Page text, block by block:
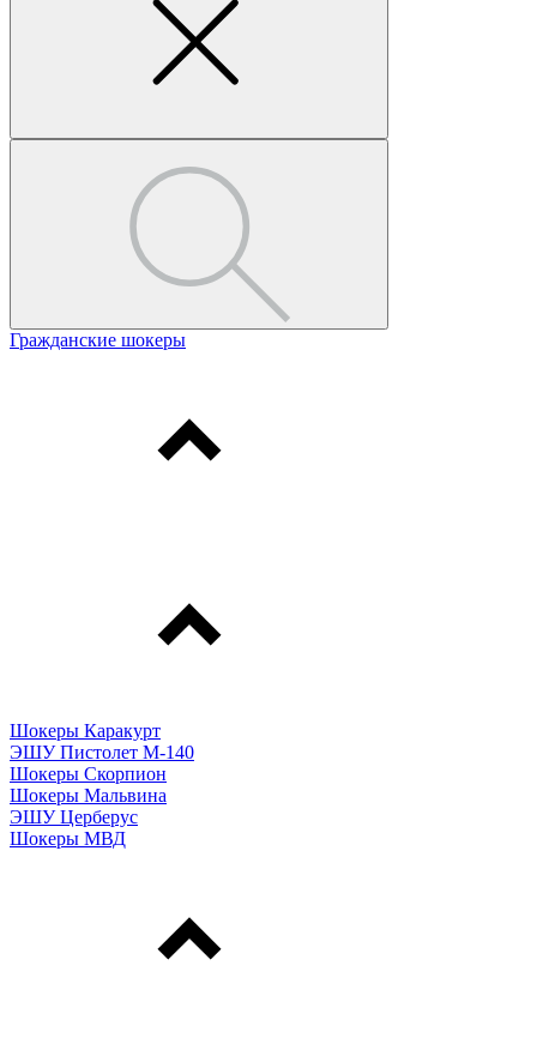
Гражданские шокеры
Шокеры Каракурт
ЭШУ Пистолет М-140
Шокеры Скорпион
Шокеры Мальвина
ЭШУ Церберус
Шокеры МВД